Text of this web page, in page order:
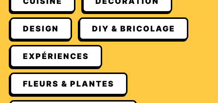
DESIGN DIY & BRICOLAGE
EXPÉRIENCES
FLEURS & PLANTES